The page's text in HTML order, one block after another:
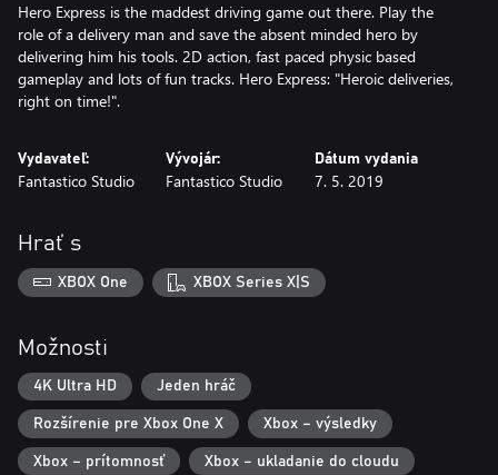
Hero Express is the maddest driving game out there. Play the
role of a delivery man and save the absent minded hero by
delivering him his tools. 2D action, fast paced physic based
gameplay and lots of fun tracks. Hero Express: "Heroic deliveries,
right on time!".
Vydavateľ:
Fantastico Studio
Vývojár:
Fantastico Studio
Dátum vydania
7. 5. 2019
Hrať s
XBOX One XBOX Series X|S
Možnosti
4K Ultra HD Jeden hráč
Rozšírenie pre Xbox One X Xbox – výsledky
Xbox – prítomnosť Xbox – ukladanie do cloudu